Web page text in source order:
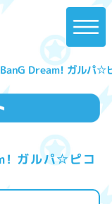
Dream! ガルパ☆
ガルパ☆ピコ